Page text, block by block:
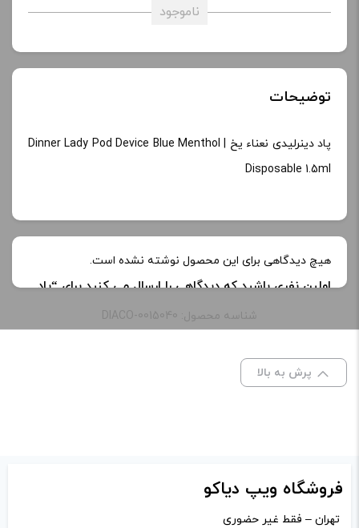
ناموجود
توضیحات
پاد دینرلیدی نعناء یخ | Dinner Lady Pod Device Blue Menthol
Disposable 1.5ml
هیچ دیدگاهی برای این محصول نوشته نشده است.
اولین نفری باشید که دیدگاهی را ارسال می کنید برای “پاد
دینرلیدی نعناء یخ | Dinner Lady Pod Device Blue
نشانی ایمیل شما منتشر نخواهد شد.
علامت‌گذاری شده‌اند
دیدگاه شما*
شناسه محصول: DIACO-0015040
پرش به بالا
فروشگاه ویپ دیاکو
تهران – فقط غیر حضوری